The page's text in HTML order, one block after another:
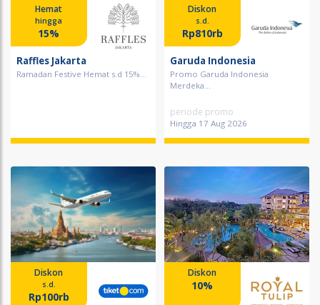
Hemat
hingga
15%
Raffles Jakarta
Ramadan Festive Hemat s.d 15%...
Diskon
s.d.
Rp810rb
Garuda Indonesia
Promo Garuda Indonesia
Merdeka...
periode promo
Hingga 17 Aug 2026
Diskon
s.d.
Rp100rb
Diskon
10%